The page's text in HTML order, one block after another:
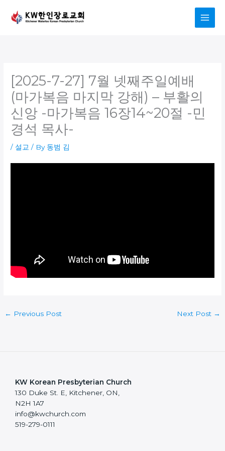
content
[2025-7-27] 7월 넷째주일예배
(마가복음 마지막 강해) – 부활의
신앙 -마가복음 16장14~20절 -민
경석 목사-
/설교 / By 동범 김
← Previous Post Next Post →
KW Korean Presbyterian Church
130 Duke St. E, Kitchener, ON,
N2H 1A7
info@kwchurch.com
519-279-0111